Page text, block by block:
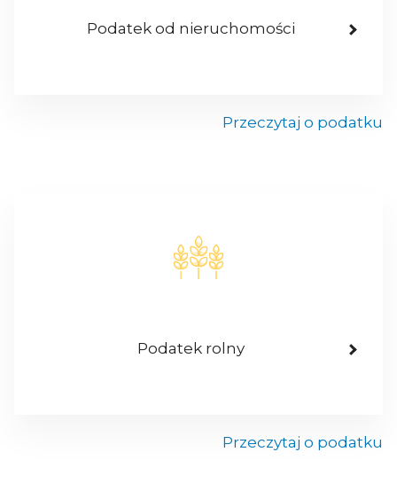
Podatek od nieruchomości
Przeczytaj o podatku
Podatek rolny
Przeczytaj o podatku